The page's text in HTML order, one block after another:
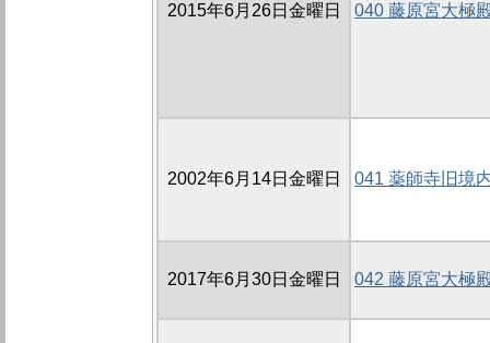
2015年6月26日金曜日 040 藤原宮大極
2002年6月14日金曜日 041 薬師寺旧境
2017年6月30日金曜日 042 藤原宮大極